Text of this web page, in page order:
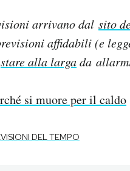
arrivano dal sito
affidabili (e
stare alla largada
si muore per il caldo
DEL TEMPO